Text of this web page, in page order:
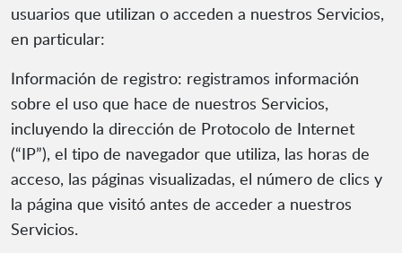
usuarios que utilizan o acceden a nuestros Servicios,
en particular:
Información de registro: registramos información
sobre el uso que hace de nuestros Servicios,
incluyendo la dirección de Protocolo de Internet
(“IP”), el tipo de navegador que utiliza, las horas de
acceso, las páginas visualizadas, el número de clics y
la página que visitó antes de acceder a nuestros
Servicios.